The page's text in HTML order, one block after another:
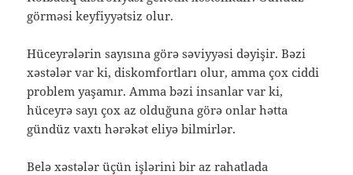
görməsi keyfiyyətsiz olur.
Hüceyrələrin sayısına görə səviyyəsi dəyişir. Bəzi
xəstələr var ki, diskomfortları olur, amma çox ciddi
problem yaşamır. Amma bəzi insanlar var ki,
hüceyrə sayı çox az olduğuna görə onlar hətta
gündüz vaxtı hərəkət eliyə bilmirlər.
Belə xəstələr üçün işlərini bir az rahatlada